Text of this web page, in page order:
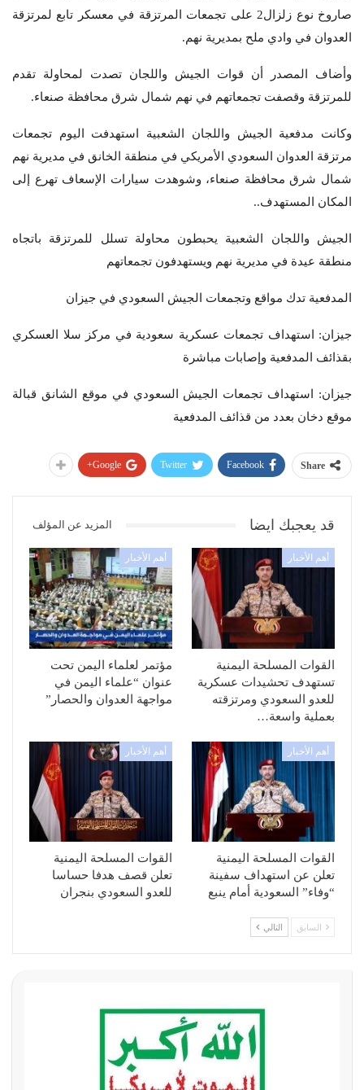
صاروخ نوع زلزال2 على تجمعات المرتزقة في معسكر تابع لمرتزقة
العدوان في وادي ملح بمديرية نهم.
وأضاف المصدر أن قوات الجيش واللجان تصدت لمحاولة تقدم
للمرتزقة وقصفت تجمعاتهم في نهم شمال شرق محافظة صنعاء.
وكانت مدفعية الجيش واللجان الشعبية استهدفت اليوم تجمعات
مرتزقة العدوان السعودي الأمريكي في منطقة الخانق في مديرية نهم
شمال شرق محافظة صنعاء، وشوهدت سيارات الإسعاف تهرع إلى
المكان المستهدف..
الجيش واللجان الشعبية يحبطون محاولة تسلل للمرتزقة باتجاه
منطقة عيدة في مديرية نهم ويستهدفون تجمعاتهم
المدفعية تدك مواقع وتجمعات الجيش السعودي في جيزان
جيزان: استهداف تجمعات عسكرية سعودية في مركز سلا العسكري
بقذائف المدفعية وإصابات مباشرة
جيزان: استهداف تجمعات الجيش السعودي في موقع الشانق قبالة
موقع دخان بعدد من قذائف المدفعية
Share
Facebook
Twitter
Google+
قد يعجبك ايضا المزيد عن المؤلف
أهم الأخبار
القوات المسلحة اليمنية
تستهدف تحشيدات عسكرية
للعدو السعودي ومرتزقته
بعملية واسعة…
أهم الأخبار
مؤتمر لعلماء اليمن تحت
عنوان “علماء اليمن في
مواجهة العدوان والحصار”
أهم الأخبار
القوات المسلحة اليمنية
تعلن عن استهداف سفينة
“وفاء” السعودية أمام ينبع
أهم الأخبار
القوات المسلحة اليمنية
تعلن قصف هدفا حساسا
للعدو السعودي بنجران
السابق التالي